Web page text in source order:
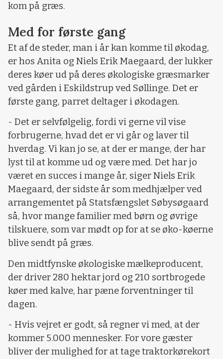
kom på græs.
Med for første gang
Et af de steder, man i år kan komme til økodag,
er hos Anita og Niels Erik Maegaard, der lukker
deres køer ud på deres økologiske græsmarker
ved gården i Eskildstrup ved Søllinge. Det er
første gang, parret deltager i økodagen.
- Det er selvfølgelig, fordi vi gerne vil vise
forbrugerne, hvad det er vi går og laver til
hverdag. Vi kan jo se, at der er mange, der har
lyst til at komme ud og være med. Det har jo
været en succes i mange år, siger Niels Erik
Maegaard, der sidste år som medhjælper ved
arrangementet på Statsfængslet Søbysøgaard
så, hvor mange familier med børn og øvrige
tilskuere, som var mødt op for at se øko-køerne
blive sendt på græs.
Den midtfynske økologiske mælkeproducent,
der driver 280 hektar jord og 210 sortbrogede
køer med kalve, har pæne forventninger til
dagen.
- Hvis vejret er godt, så regner vi med, at der
kommer 5.000 mennesker. For vore gæster
bliver der mulighed for at tage traktorkørekort